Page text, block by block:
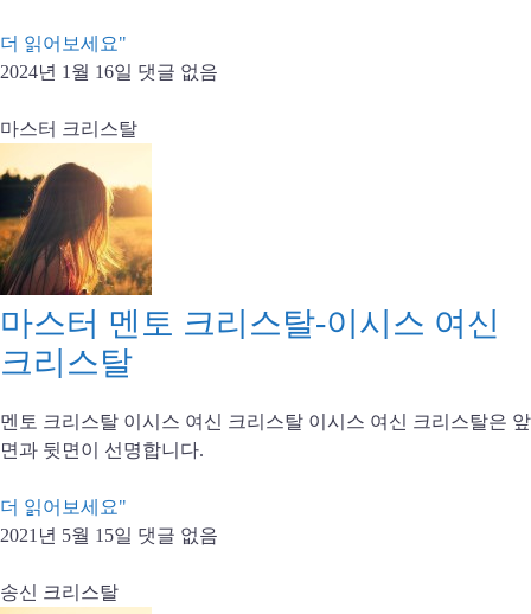
더 읽어보세요"
2024년 1월 16일 댓글 없음
마스터 크리스탈
마스터 멘토 크리스탈-이시스 여신
크리스탈
멘토 크리스탈 이시스 여신 크리스탈 이시스 여신 크리스탈은 앞
면과 뒷면이 선명합니다.
더 읽어보세요"
2021년 5월 15일 댓글 없음
송신 크리스탈